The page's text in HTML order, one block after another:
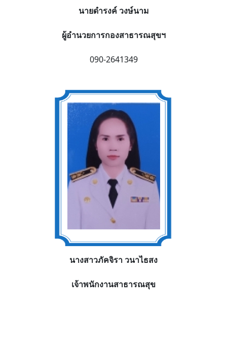
นายดำรงค์ วงษ์นาม
ผู้อำนวยการกองสาธารณสุขฯ
090-2641349
นางสาวภัคจิรา วนาไธสง
เจ้าพนักงานสาธารณสุข